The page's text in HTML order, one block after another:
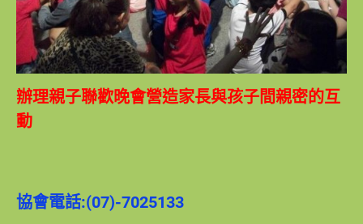
辦理親子聯歡晚會營造家長與孩子間親密的互
動
協會電話:(07)-7025133